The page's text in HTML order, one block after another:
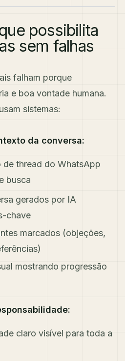
possibilita
sem falhas
falham porque
e boa vontade humana.
sistemas:
da conversa:
thread do WhatsApp
busca
gerados por IA
chave
marcados (objeções,
mostrando progressão
claro visível para toda a